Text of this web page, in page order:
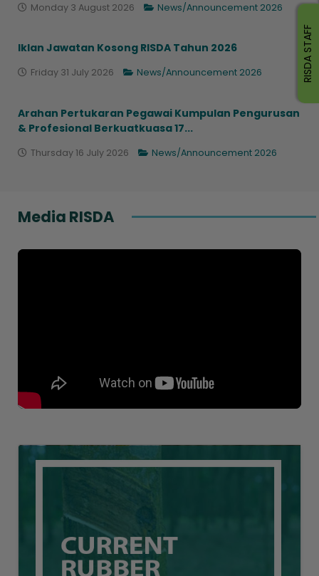
Monday 3 August 2026 News/Announcement 2026
Iklan Jawatan Kosong RISDA Tahun 2026
Friday 31 July 2026 News/Announcement 2026
Arahan Pertukaran Pegawai Kumpulan Pengurusan
& Profesional Berkuatkuasa 17...
Thursday 16 July 2026 News/Announcement 2026
Media RISDA
RISDA STAFF